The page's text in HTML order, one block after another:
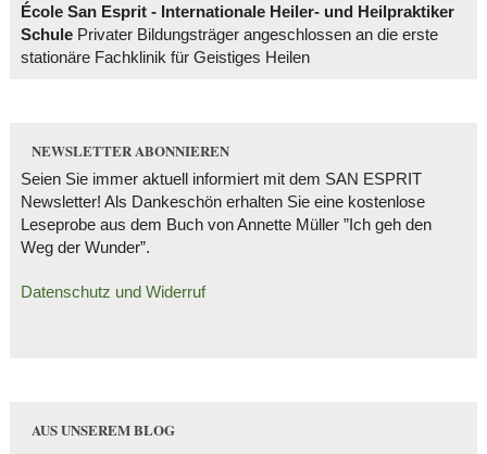
École San Esprit - Internationale Heiler- und Heilpraktiker
SchulePrivater Bildungsträger angeschlossen an die erste
stationäre Fachklinik für Geistiges Heilen
NEWSLETTER ABONNIEREN
Seien Sie immer aktuell informiert mit dem SAN ESPRIT
Newsletter! Als Dankeschön erhalten Sie eine kostenlose
Leseprobe aus dem Buch von Annette Müller ”Ich geh den
Weg der Wunder”.
Datenschutz und Widerruf
AUS UNSEREM BLOG